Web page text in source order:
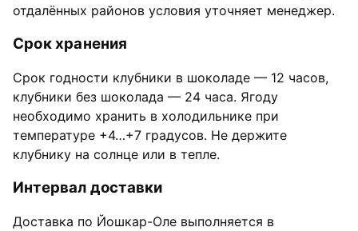
отдалённых районов условия уточняет менеджер.
Срок хранения
Срок годности клубники в шоколаде — 12 часов,
клубники без шоколада — 24 часа. Ягоду
необходимо хранить в холодильнике при
температуре +4…+7 градусов. Не держите
клубнику на солнце или в тепле.
Интервал доставки
Доставка по Йошкар-Оле выполняется в